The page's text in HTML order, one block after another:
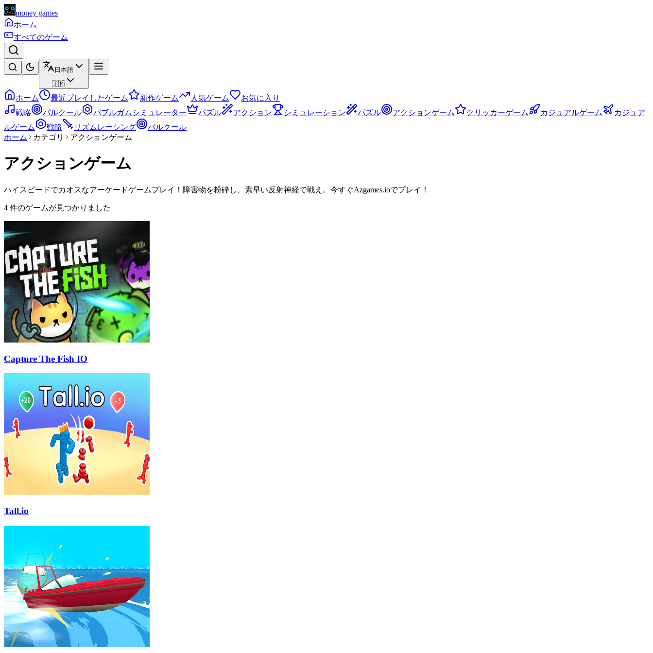
money games
ホーム
すべてのゲーム
日本語
🇯🇵
ホーム 最近プレイしたゲーム 新作ゲーム 人気ゲーム
お気に入り
戦略
パルクール バブルガムシミュレーター パズル アクション シミュレーション パズル アクションゲーム クリッカーゲーム カジュアルゲーム
カジュア
ルゲーム
戦略 リズムレーシング
パルクール
ホーム
カテゴリ アクションゲーム
アクションゲーム
ハイスピードでカオスなアーケードゲームプレイ！障害物を粉砕し、素早い反射神経で戦え。今すぐAzgames.ioでプレイ！
4 件のゲームが見つかりました
Capture The Fish IO
Tall.io